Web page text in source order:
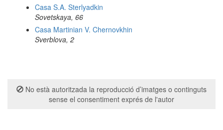
Casa S.A. Sterlyadkin
Sovetskaya, 66
Casa Martinian V. Chernovkhin
Sverblova, 2
No està autoritzada la reproducció d’imatges o continguts
sense el consentiment exprés de l'autor